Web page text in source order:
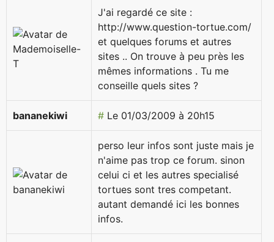
J'ai regardé ce site :
http://www.question-tortue.com/
et quelques forums et autres
sites .. On trouve à peu près les
mêmes informations . Tu me
conseille quels sites ?
bananekiwi # Le 01/03/2009 à 20h15
perso leur infos sont juste mais je
n'aime pas trop ce forum. sinon
celui ci et les autres specialisé
tortues sont tres competant.
autant demandé ici les bonnes
infos.